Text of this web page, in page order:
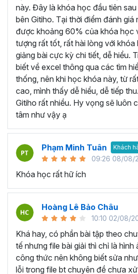
Xác định ràng mục tiêu của
Bạn hãy tập trung học những
muốn phát triển ví dụ như:
VBA Excel… thay vì học lan
thức liên quan không có trọng
Học thông qua video hướng
kiếm các video liên quan đến
đang cần trên các trang mạng
Facebook, Tiktok,... Với nguồn
gian nào chỉ cần có thiết bị
nhiên, bạn sẽ cần tốn thời
các bài giảng dạy về Excel
giảng phân tán không theo lộ
sẽ là 1 giải pháp giúp bạn tiết
bạc.
Học qua sách hướng dẫn:
có nhiều loại sách giúp bạn tự
nhà như Hướng dẫn sử dụng
học, Excel ứng dụng văn
cao,... với cách học này bạn
này. Đây là khóa học đầu tiên sau
bên Gitiho. Tại thời điểm đánh giá
được khoảng 60% của khóa học
tượng rất tốt, rất hài lòng với
giảng bài cực kỳ chi tiết, dễ hiểu.
biết về excel thông qua các tìm
thống, nên khi học khóa này, từ
cao, mình thấy dễ hiểu, dễ tiếp
Gitiho rất nhiều. Hy vọng sẽ luôn
tâm như vậy ạ
Phạm Minh Tuân Khách
09:26 08/08/
Khóa học rất hữ ích
Hoàng Lê Bảo Châu
10:10 02/08/
Khá hay, có phần bài tập theo
tế nhưng file bài giải thì chỉ là hình
công thức nên không biết sửa
lỗi trong file bt chuyên đề chưa